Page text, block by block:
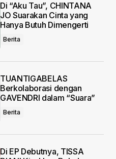
Di “Aku Tau”, CHINTANA
JO Suarakan Cinta yang
Hanya Butuh Dimengerti
Berita
TUANTIGABELAS
Berkolaborasi dengan
GAVENDRI dalam “Suara”
Berita
Di EP Debutnya, TISSA